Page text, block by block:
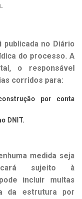
no Diário
do processo. A
o responsável
corridos para:
por conta
DNIT.
medida seja
sujeito à
incluir multas
da estrutura por